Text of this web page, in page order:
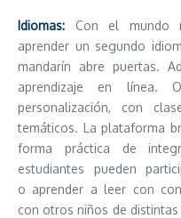
Idiomas: Con el mundo
aprender un segundo
mandarín abre puertas.
aprendizaje en línea.
personalización, con
temáticos. La plataforma
forma práctica de
estudiantes pueden
o aprender a leer con
con otros niños de